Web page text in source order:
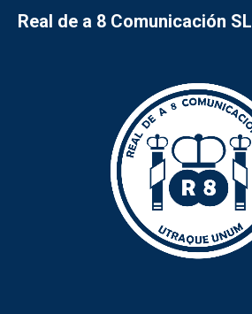
Real de a 8 Comunicación SL